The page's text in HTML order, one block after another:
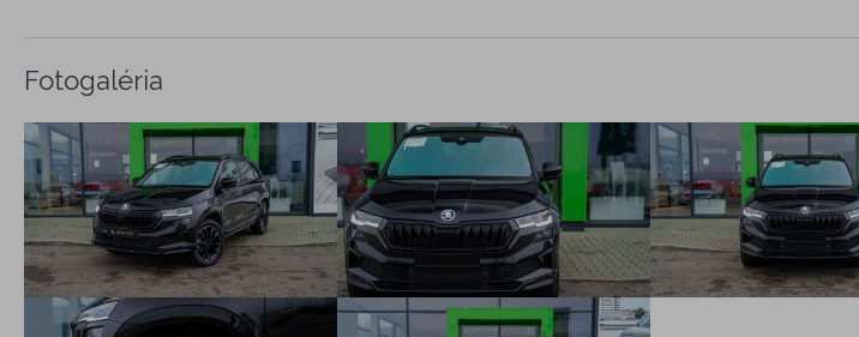
brzdenia
PEDESTRIAN MONITOR - ochrana chodcov
FULL LED zadné svetlá s dynamickými ukazovateľmi smeru
Výsuvné ostrekovače svetlometov
vyhrievané dýzy ostrekovača čelného skla
DAB - digitálny rádio príjem
Bluetooth
DRIVER ALERT - asistent rozpoznania únavy
Climatronic-dvozónová automatická klimatizácia
vyhrievané predné sedadlá
elekronická parkovacia brzda, asistent rozjazdu do kopca
odtiahnutie vozidla, prípadne
alebo každé 2 roky
Predĺžená záruky na 5 rokov, do
Full LED MATRIX hlavné
KESSY FULL - systém
zamykania a štartovania
alarm so SAFE systémom
ADAPTIVE CRUISE CONTROL -
210km/h
Fotogaléria